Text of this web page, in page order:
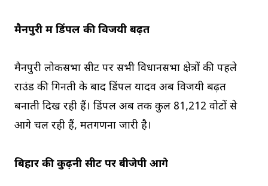
मैनपुरी में डिंपल की विजयी बढ़त
मैनपुरी लोकसभा सीट पर सभी विधानसभा क्षेत्रों की पहले
राउंड की गिनती के बाद डिंपल यादव अब विजयी बढ़त
बनाती दिख रही हैं। डिंपल अब तक कुल 81,212 वोटों से
आगे चल रही हैं, मतगणना जारी है।
बिहार की कुढ़नी सीट पर बीजेपी आगे